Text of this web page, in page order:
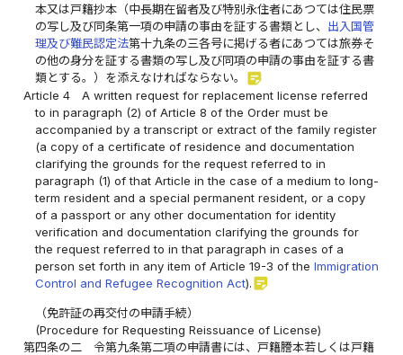
本又は戸籍抄本（中長期在留者及び特別永住者にあつては住民票
の写し及び同条第一項の申請の事由を証する書類とし、 出入国管
理及び難民認定法第十九条の三各号に掲げる者にあつては旅券そ
の他の身分を証する書類の写し及び同項の申請の事由を証する書
類とする。）を添えなければならない。 sticky_note_2
Article 4
A written request for replacement license referred
to in paragraph (2) of Article 8 of the Order must be
accompanied by a transcript or extract of the family register
(a copy of a certificate of residence and documentation
clarifying the grounds for the request referred to in
paragraph (1) of that Article in the case of a medium to long-
term resident and a special permanent resident, or a copy
of a passport or any other documentation for identity
verification and documentation clarifying the grounds for
the request referred to in that paragraph in cases of a
person set forth in any item of Article 19-3 of theImmigration
Control and Refugee Recognition Act).sticky_note_2
（免許証の再交付の申請手続）
(Procedure for Requesting Reissuance of License)
第四条の二
令第九条第二項の申請書には、戸籍謄本若しくは戸籍